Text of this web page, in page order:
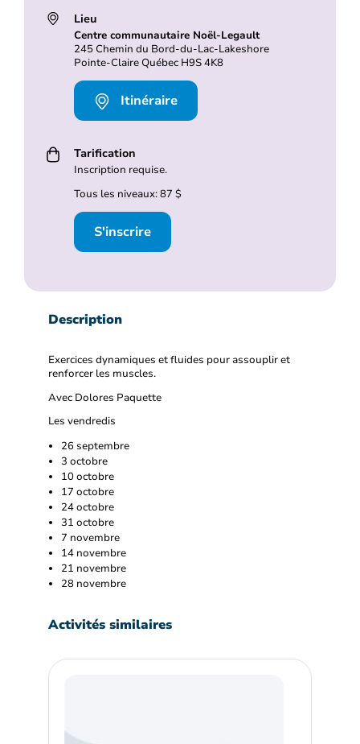
Lieu
Centre communautaire Noël-Legault
245 Chemin du Bord-du-Lac-Lakeshore
Pointe-Claire Québec H9S 4K8
Itinéraire
Tarification
Inscription requise.
Tous les niveaux: 87 $
S'inscrire
Description
Exercices dynamiques et fluides pour assouplir et
renforcer les muscles.
Avec Dolores Paquette
Les vendredis
26 septembre
3 octobre
10 octobre
17 octobre
24 octobre
31 octobre
7 novembre
14 novembre
21 novembre
28 novembre
Activités similaires